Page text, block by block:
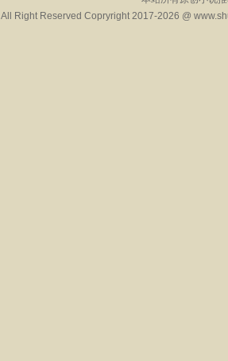
All Right Reserved Copryright 2017-2026 @